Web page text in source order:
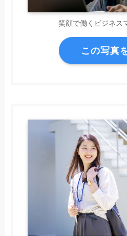
笑顔で働くビジネス
この写真